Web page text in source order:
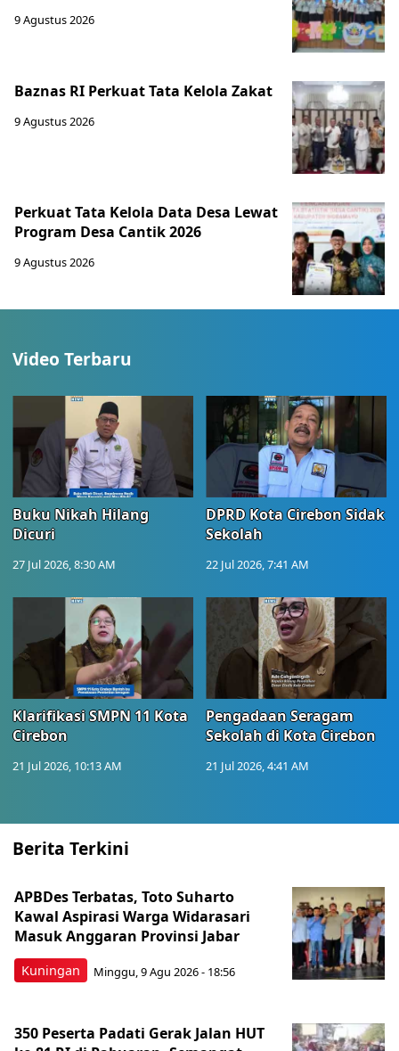
9 Agustus 2026
Baznas RI Perkuat Tata Kelola Zakat
9 Agustus 2026
Perkuat Tata Kelola Data Desa Lewat
Program Desa Cantik 2026
9 Agustus 2026
Video Terbaru
Buku Nikah Hilang
Dicuri
27 Jul 2026, 8:30 AM
DPRD Kota Cirebon Sidak
Sekolah
22 Jul 2026, 7:41 AM
Klarifikasi SMPN 11 Kota
Cirebon
21 Jul 2026, 10:13 AM
Pengadaan Seragam
Sekolah di Kota Cirebon
21 Jul 2026, 4:41 AM
Berita Terkini
Kuningan
APBDes Terbatas, Toto Suharto
Kawal Aspirasi Warga Widarasari
Masuk Anggaran Provinsi Jabar
Minggu, 9 Agu 2026 - 18:56
350 Peserta Padati Gerak Jalan HUT